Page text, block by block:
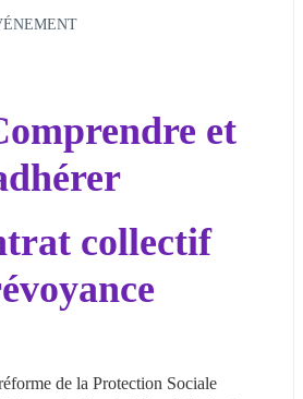
et
collectif
de la Protection Sociale